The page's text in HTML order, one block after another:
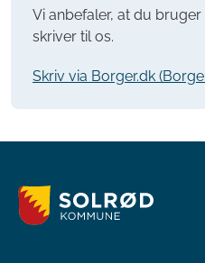
Vi anbefaler, at du
skriver til os.
Skriv via Borger.dk